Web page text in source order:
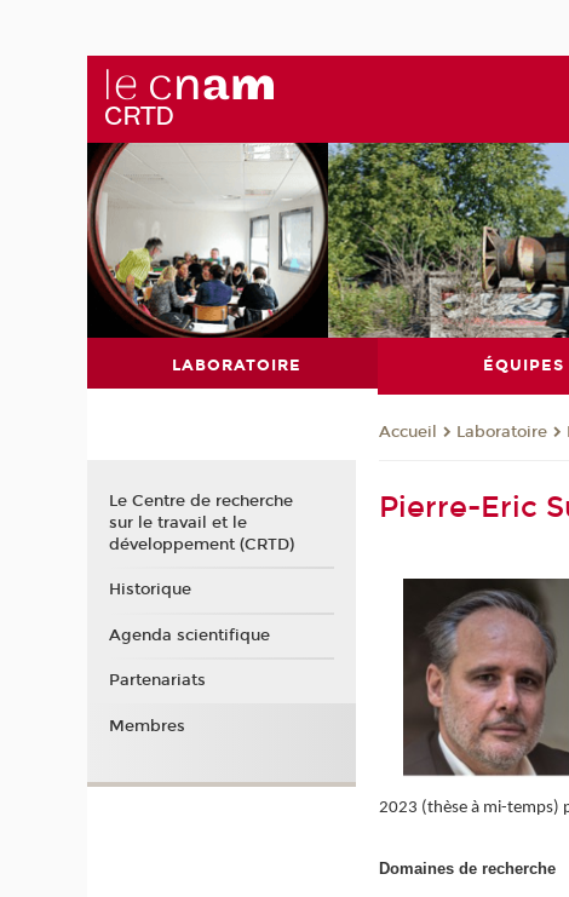
LABORATOIRE ÉQUIPES
Accueil Laboratoire
Pierre-Eric
2023 (thèse à mi-temps)
Domaines de recherche
Le Centre de recherche
sur le travail et le
développement (CRTD)
Historique
Agenda scientifique
Partenariats
Membres